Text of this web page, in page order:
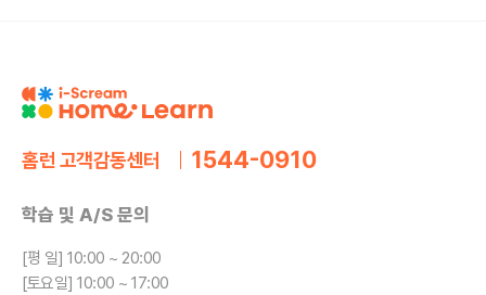
홈런 고객감동센터
학습 및 A/S 문의
[평 일] 10:00 ~ 20:00
[토요일] 10:00 ~ 17:00
1544-0910